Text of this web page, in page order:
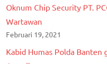
Oknum Chip Security PT.
Wartawan
Februari 19, 2021
Kabid Humas Polda Banten